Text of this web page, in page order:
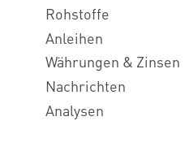
Rohstoffe
Anleihen
Währungen & Zinsen
Nachrichten
Analysen